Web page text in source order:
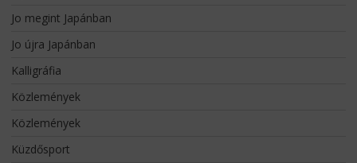
Jo megint Japánban
Jo újra Japánban
Kalligráfia
Közlemények
Közlemények
Küzdősport